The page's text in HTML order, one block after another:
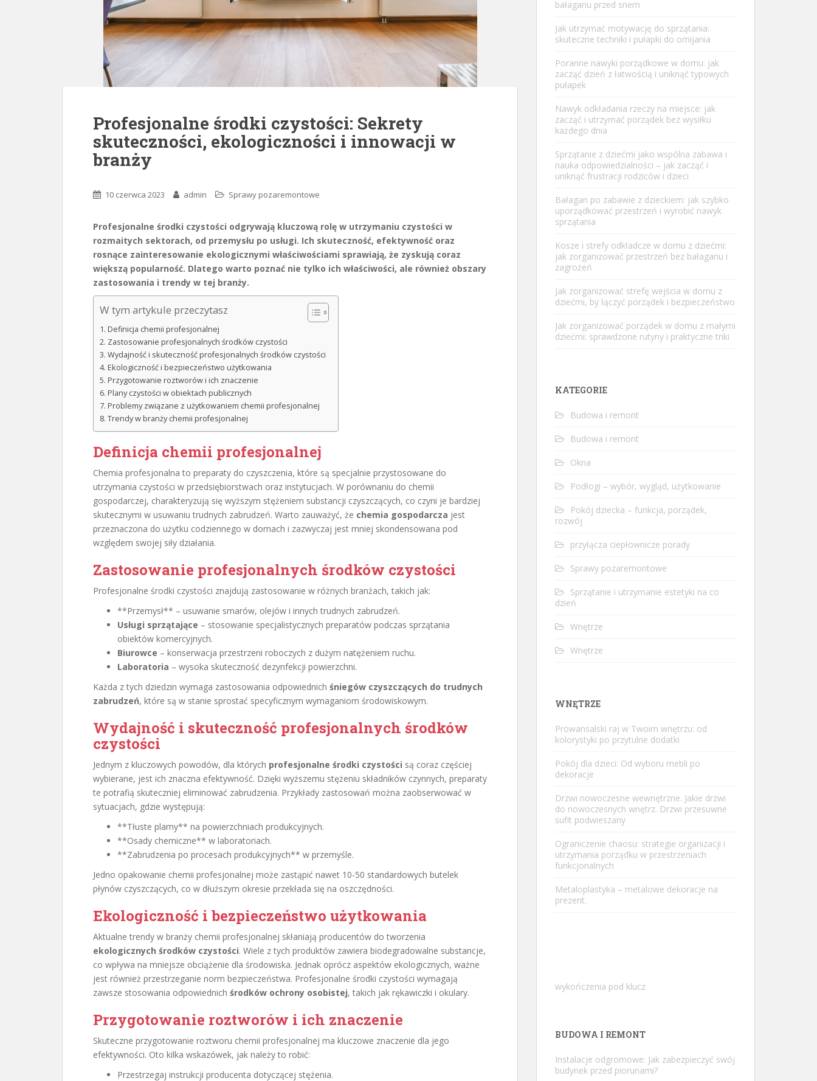
Profesjonalne środki czystości: Sekrety
skuteczności, ekologiczności i innowacji w
branży
10 czerwca 2023 admin Sprawy pozaremontowe
Profesjonalne środki czystości odgrywają kluczową rolę w utrzymaniu czystości w
rozmaitych sektorach, od przemysłu po usługi. Ich skuteczność, efektywność oraz
rosnące zainteresowanie ekologicznymi właściwościami sprawiają, że zyskują coraz
większą popularność. Dlatego warto poznać nie tylko ich właściwości, ale również obszary
zastosowania i trendy w tej branży.
W tym artykule przeczytasz
Definicja chemii profesjonalnej
Zastosowanie profesjonalnych środków czystości
Wydajność i skuteczność profesjonalnych środków czystości
Ekologiczność i bezpieczeństwo użytkowania
Przygotowanie roztworów i ich znaczenie
Plany czystości w obiektach publicznych
Problemy związane z użytkowaniem chemii profesjonalnej
Trendy w branży chemii profesjonalnej
Definicja chemii profesjonalnej
Chemia profesjonalna to preparaty do czyszczenia, które są specjalnie przystosowane do
utrzymania czystości w przedsiębiorstwach oraz instytucjach. W porównaniu do chemii
gospodarczej, charakteryzują się wyższym stężeniem substancji czyszczących, co czyni je bardziej
skutecznymi w usuwaniu trudnych zabrudzeń. Warto zauważyć, że chemia gospodarcza jest
przeznaczona do użytku codziennego w domach i zazwyczaj jest mniej skondensowana pod
względem swojej siły działania.
Zastosowanie profesjonalnych środków czystości
Profesjonalne środki czystości znajdują zastosowanie w różnych branżach, takich jak:
**Przemysł** – usuwanie smarów, olejów i innych trudnych zabrudzeń.
Usługi sprzątające – stosowanie specjalistycznych preparatów podczas sprzątania
obiektów komercyjnych.
Biurowce – konserwacja przestrzeni roboczych z dużym natężeniem ruchu.
Laboratoria – wysoka skuteczność dezynfekcji powierzchni.
Każda z tych dziedzin wymaga zastosowania odpowiednich śniegów czyszczących do trudnych
zabrudzeń, które są w stanie sprostać specyficznym wymaganiom środowiskowym.
Wydajność i skuteczność profesjonalnych środków
czystości
Jednym z kluczowych powodów, dla których profesjonalne środki czystości są coraz częściej
wybierane, jest ich znaczna efektywność. Dzięki wyższemu stężeniu składników czynnych, preparaty
te potrafią skuteczniej eliminować zabrudzenia. Przykłady zastosowań można zaobserwować w
sytuacjach, gdzie występują:
**Tłuste plamy** na powierzchniach produkcyjnych.
**Osady chemiczne** w laboratoriach.
**Zabrudzenia po procesach produkcyjnych** w przemyśle.
Jedno opakowanie chemii profesjonalnej może zastąpić nawet 10-50 standardowych butelek
płynów czyszczących, co w dłuższym okresie przekłada się na oszczędności.
Ekologiczność i bezpieczeństwo użytkowania
Aktualne trendy w branży chemii profesjonalnej skłaniają producentów do tworzenia
ekologicznych środków czystości. Wiele z tych produktów zawiera biodegradowalne substancje,
co wpływa na mniejsze obciążenie dla środowiska. Jednak oprócz aspektów ekologicznych, ważne
jest również przestrzeganie norm bezpieczeństwa. Profesjonalne środki czystości wymagają
zawsze stosowania odpowiednich środków ochrony osobistej, takich jak rękawiczki i okulary.
Przygotowanie roztworów i ich znaczenie
Skuteczne przygotowanie roztworu chemii profesjonalnej ma kluczowe znaczenie dla jego
efektywności. Oto kilka wskazówek, jak należy to robić:
Przestrzegaj instrukcji producenta dotyczącej stężenia.
bałaganu przed snem
Jak utrzymać motywację do sprzątania:
skuteczne techniki i pułapki do omijania
Poranne nawyki porządkowe w domu: jak
zacząć dzień z łatwością i uniknąć typowych
pułapek
Nawyk odkładania rzeczy na miejsce: jak
zacząć i utrzymać porządek bez wysiłku
każdego dnia
Sprzątanie z dziećmi jako wspólna zabawa i
nauka odpowiedzialności – jak zacząć i
uniknąć frustracji rodziców i dzieci
Bałagan po zabawie z dzieckiem: jak szybko
uporządkować przestrzeń i wyrobić nawyk
sprzątania
Kosze i strefy odkładcze w domu z dziećmi:
jak zorganizować przestrzeń bez bałaganu i
zagrożeń
Jak zorganizować strefę wejścia w domu z
dziećmi, by łączyć porządek i bezpieczeństwo
Jak zorganizować porządek w domu z małymi
dziećmi: sprawdzone rutyny i praktyczne triki
KATEGORIE
Budowa i remont
Budowa i remont
Okna
Podłogi – wybór, wygląd, użytkowanie
Pokój dziecka – funkcja, porządek,
rozwój
przyłącza ciepłownicze porady
Sprawy pozaremontowe
Sprzątanie i utrzymanie estetyki na co
dzień
Wnętrze
Wnętrze
WNĘTRZE
Prowansalski raj w Twoim wnętrzu: od
kolorystyki po przytulne dodatki
Pokój dla dzieci: Od wyboru mebli po
dekoracje
Drzwi nowoczesne wewnętrzne. Jakie drzwi
do nowoczesnych wnętrz. Drzwi przesuwne
sufit podwieszany
Ograniczenie chaosu: strategie organizacji i
utrzymania porządku w przestrzeniach
funkcjonalnych
Metaloplastyka – metalowe dekoracje na
prezent.
wykończenia pod klucz
BUDOWA I REMONT
Instalacje odgromowe: Jak zabezpieczyć swój
budynek przed piorunami?